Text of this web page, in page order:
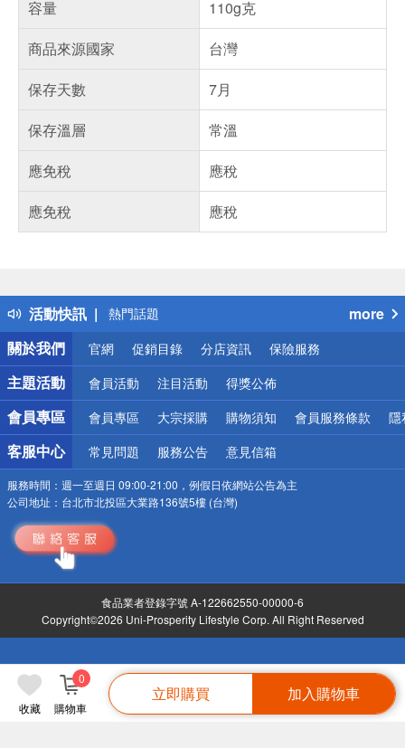
收藏 購物車
0
立即購買 加入購物車
容量
110g克
商品來源國家
台灣
保存天數
7月
保存溫層
常溫
應免稅
應稅
應免稅
應稅
活動快訊
得獎公告
熱門話題
銀行優惠
偏遠地區配送
詐騙網頁！請小心！
more
關於我們
官網 促銷目錄 分店資訊 保險服務
主題活動 會員活動 注目活動 得獎公佈
會員專區 會員專區 大宗採購 購物須知 會員服務條款 隱
客服中心 常見問題 服務公告 意見信箱
服務時間： 週一至週日 09:00-21:00，例假日依網站公告為主
公司地址： 台北市北投區大業路136號5樓 (台灣)
食品業者登錄字號 A-122662550-00000-6
Copyright©2026 Uni-Prosperity Lifestyle Corp. All Right Reserved